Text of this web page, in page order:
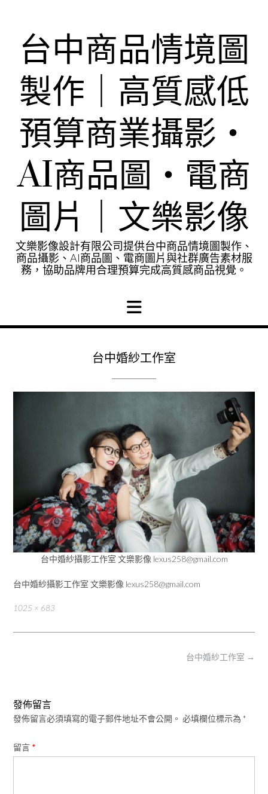
台中商品情境圖
製作｜高質感低
預算商業攝影・
AI商品圖・電商
圖片｜文樂影像
文樂影像設計有限公司提供台中商品情境圖製作、
商品攝影、AI商品圖、電商圖片與社群廣告素材服
務，協助品牌用合理預算完成高質感商品視覺。
台中婚紗工作室
台中婚紗攝影工作室 文樂影像 lexus258@gmail.com
台中婚紗攝影工作室 文樂影像 lexus258@gmail.com
Full
1025 × 683
台中婚紗工作室 →
發佈留言
發佈留言必須填寫的電子郵件地址不會公開。 必填欄位標示為 *
留言 *